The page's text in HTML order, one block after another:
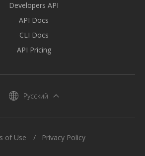
Developers API
API Docs
CLI Docs
API Pricing
Русский
of Use Privacy Policy